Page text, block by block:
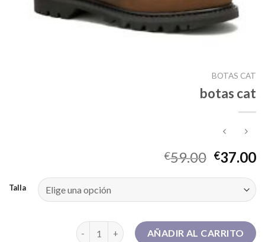
BOTAS CAT
botas cat
€59.00 €37.00
Talla
botas cat cantidadAÑADIR AL CARRITO